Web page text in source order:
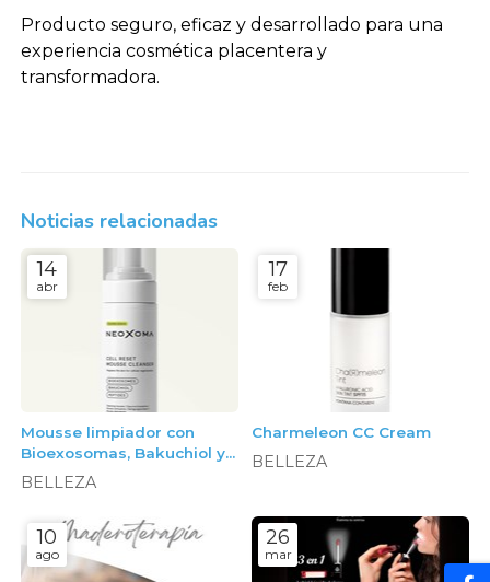
Producto seguro, eficaz y desarrollado para una
experiencia cosmética placentera y
transformadora.
Noticias relacionadas
14
abr
Mousse limpiador con
Bioexosomas, Bakuchiol y
Péptidos, 150ml. Neoxoma
BELLEZA
17
feb
Charmeleon CC Cream
BELLEZA
10
ago
26
mar